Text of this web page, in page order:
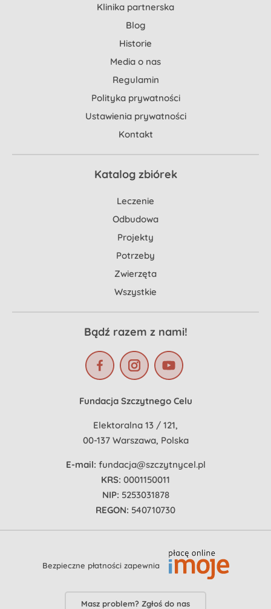
Klinika partnerska
Blog
Historie
Media o nas
Regulamin
Polityka prywatności
Ustawienia prywatności
Kontakt
Katalog zbiórek
Leczenie
Odbudowa
Projekty
Potrzeby
Zwierzęta
Wszystkie
Bądź razem z nami!
Fundacja Szczytnego Celu
Elektoralna 13 / 121,
00-137 Warszawa, Polska
E-mail: fundacja@szczytnycel.pl
KRS: 0001150011
NIP: 5253031878
REGON: 540710730
Bezpieczne płatności zapewnia
Masz problem? Zgłoś do nas